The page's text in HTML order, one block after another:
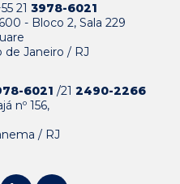
213978-6021
- Bloco 2, Sala 229
de Janeiro / RJ
6021 /212490-2266
nº 156,
/ RJ